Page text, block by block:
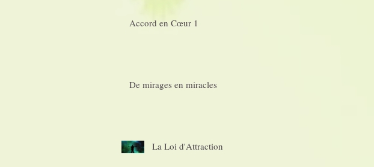
Accord en Cœur 1
De mirages en miracles
La Loi d'Attraction